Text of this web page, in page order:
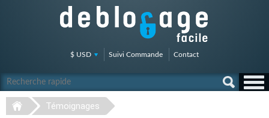
$ USD Suivi Commande Contact
Témoignages